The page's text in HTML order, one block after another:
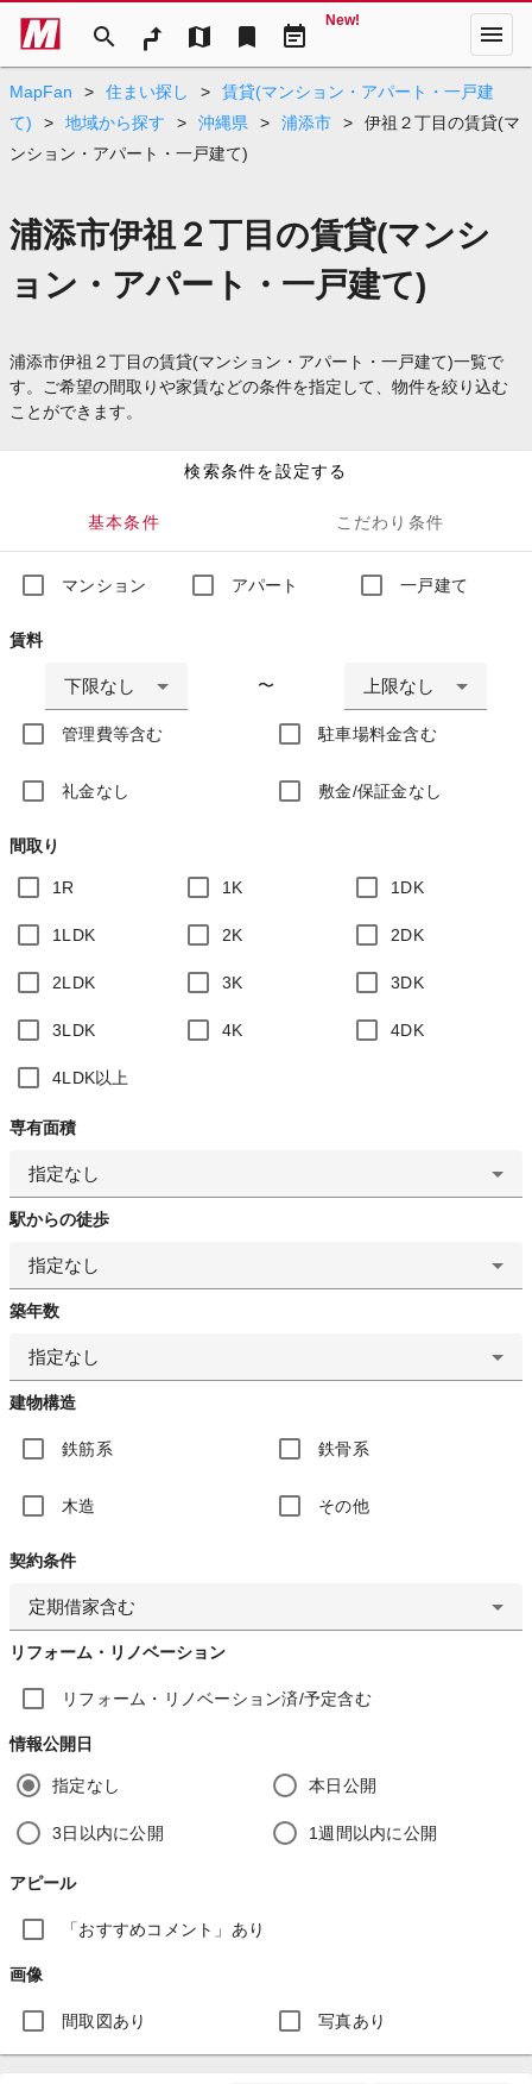
search map bookmark event_note
New! menu
MapFan > 住まい探し >
賃貸(マンション・アパート・一戸建
て)
> 地域から探す > 沖縄県 > 浦添市 >
伊祖２丁目の賃貸(マ
ンション・アパート・一戸建て)
浦添市伊祖２丁目の賃貸(マンシ
ョン・アパート・一戸建て)
浦添市伊祖２丁目の賃貸(マンション・アパート・一戸建て)一覧で
す。ご希望の間取りや家賃などの条件を指定して、物件を絞り込む
ことができます。
検索条件を設定する
基本条件 こだわり条件
マンション アパート 一戸建て
賃料
下限なし 〜 上限なし
管理費等含む 駐車場料金含む
礼金なし 敷金/保証金なし
間取り
1R 1K 1DK
1LDK 2K 2DK
2LDK 3K 3DK
3LDK 4K 4DK
4LDK以上
専有面積
指定なし
駅からの徒歩
指定なし
築年数
指定なし
建物構造
鉄筋系 鉄骨系
木造 その他
契約条件
定期借家含む
リフォーム・リノベーション
リフォーム・リノベーション済/予定含む
情報公開日
指定なし 本日公開
3日以内に公開 1週間以内に公開
アピール
「おすすめコメント」あり
画像
間取図あり 写真あり